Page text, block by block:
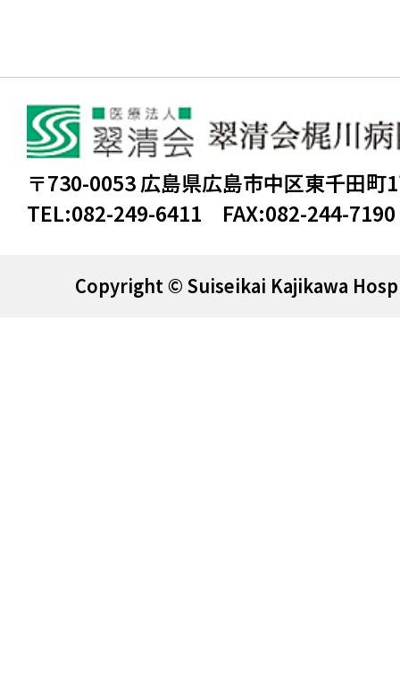
〒730-0053 広島県広島市中区東千田町
TEL:082-249-6411 FAX:082-244-7190
Copyright © Suiseikai Kajikawa